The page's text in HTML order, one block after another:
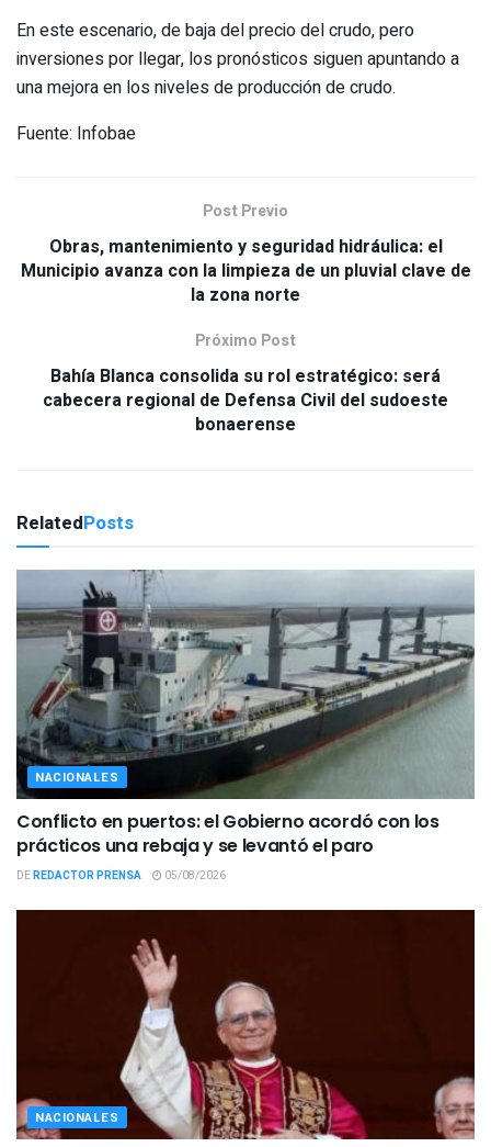
En este escenario, de baja del precio del crudo, pero
inversiones por llegar, los pronósticos siguen apuntando a
una mejora en los niveles de producción de crudo.
Fuente: Infobae
Post Previo
Obras, mantenimiento y seguridad hidráulica: el
Municipio avanza con la limpieza de un pluvial clave de
la zona norte
Próximo Post
Bahía Blanca consolida su rol estratégico: será
cabecera regional de Defensa Civil del sudoeste
bonaerense
RelatedPosts
NACIONALES
Conflicto en puertos: el Gobierno acordó con los
prácticos una rebaja y se levantó el paro
DEREDACTOR PRENSA 05/08/2026
NACIONALES